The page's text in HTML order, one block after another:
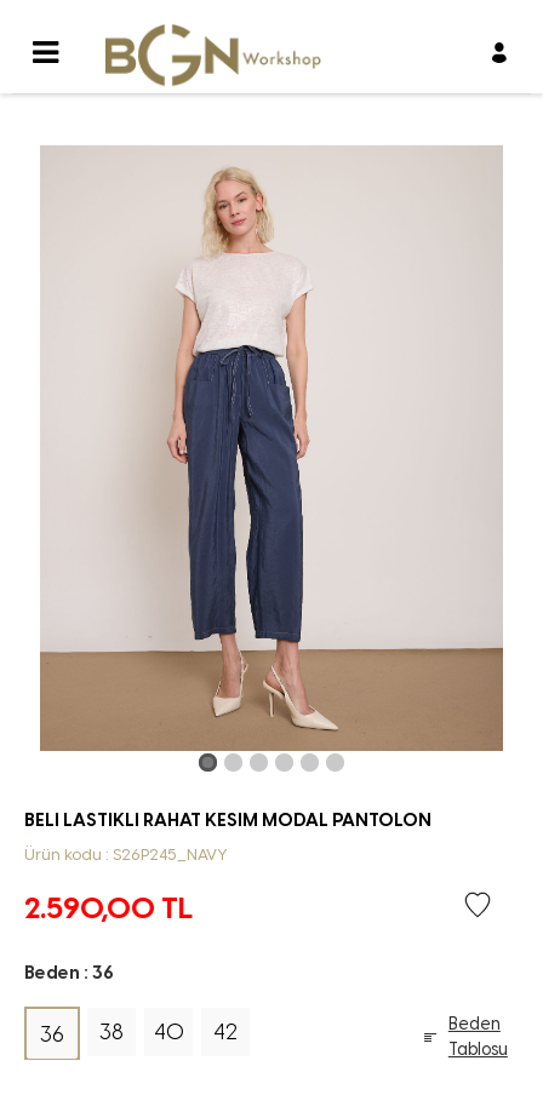
BELI LASTIKLI RAHAT KESIM MODAL PANTOLON
Ürün kodu : S26P245_NAVY
2.590,00 TL
Beden : 36
36 38 40 42
Beden
Tablosu